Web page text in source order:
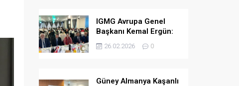
IGMG Avrupa Genel
Başkanı Kemal Ergün:
Müslümanlara yönelik
ön yargılar arttı.
26.02.2026 0
Güney Almanya Kaşanlı